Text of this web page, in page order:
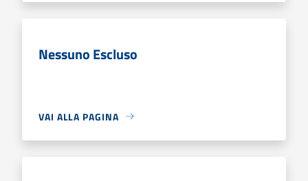
Nessuno Escluso
VAI ALLA PAGINA